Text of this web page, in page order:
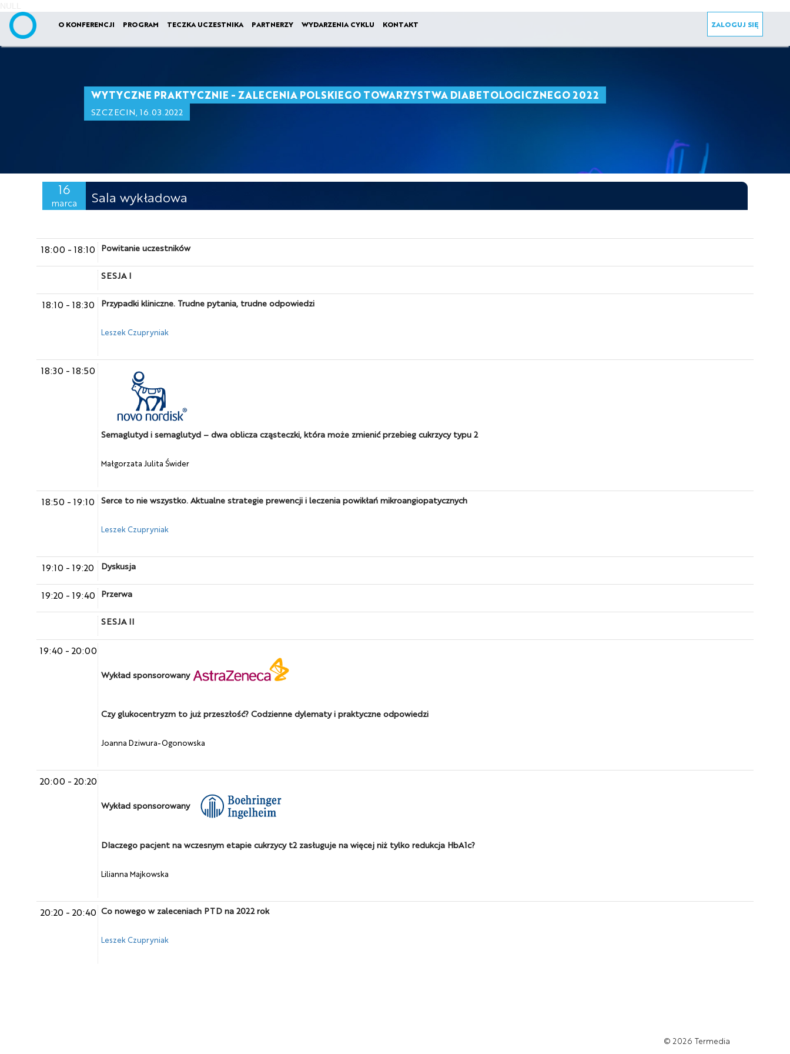
O KONFERENCJI
PROGRAM TECZKA UCZESTNIKA PARTNERZY WYDARZENIA CYKLU KONTAKT ZALOGUJ SIĘ
WYTYCZNE PRAKTYCZNIE - ZALECENIA POLSKIEGO TOWARZYSTWA DIABETOLOGICZNEGO 2022
SZCZECIN, 16.03.2022
16
marca Sala wykładowa
18:00 - 18:10 Powitanie uczestników
SESJA I
18:10 - 18:30 Przypadki kliniczne. Trudne pytania, trudne odpowiedzi
Leszek Czupryniak
18:30 - 18:50
Semaglutyd i semaglutyd – dwa oblicza cząsteczki, która może zmienić przebieg cukrzycy typu 2
Małgorzata Julita Świder
18:50 - 19:10 Serce to nie wszystko. Aktualne strategie prewencji i leczenia powikłań mikroangiopatycznych
Leszek Czupryniak
19:10 - 19:20 Dyskusja
19:20 - 19:40 Przerwa
SESJA II
19:40 - 20:00
Wykład sponsorowany
Czy glukocentryzm to już przeszłość? Codzienne dylematy i praktyczne odpowiedzi
Joanna Dziwura-Ogonowska
20:00 - 20:20
Wykład sponsorowany
Dlaczego pacjent na wczesnym etapie cukrzycy t2 zasługuje na więcej niż tylko redukcja HbA1c?
Lilianna Majkowska
20:20 - 20:40 Co nowego w zaleceniach PTD na 2022 rok
Leszek Czupryniak
© 2026 Termedia